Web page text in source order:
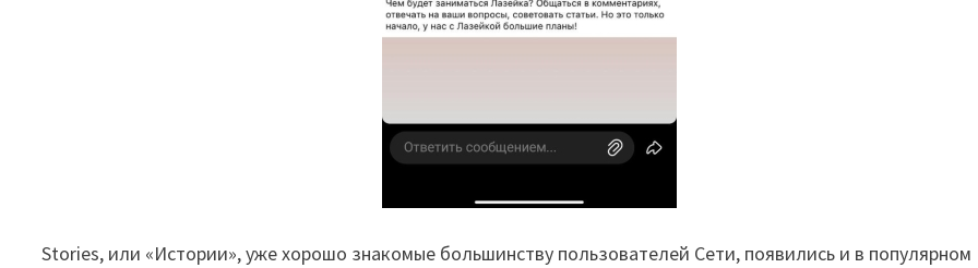
Stories, или «Истории», уже хорошо знакомые большинству пользователей Сети, появились и в популярном